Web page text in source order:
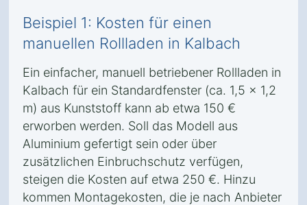
Beispiel 1: Kosten für einen
manuellen Rollladen in Kalbach
Ein einfacher, manuell betriebener Rollladen in
Kalbach für ein Standardfenster (ca. 1,5 x 1,2
m) aus Kunststoff kann ab etwa 150 €
erworben werden. Soll das Modell aus
Aluminium gefertigt sein oder über
zusätzlichen Einbruchschutz verfügen,
steigen die Kosten auf etwa 250 €. Hinzu
kommen Montagekosten, die je nach Anbieter